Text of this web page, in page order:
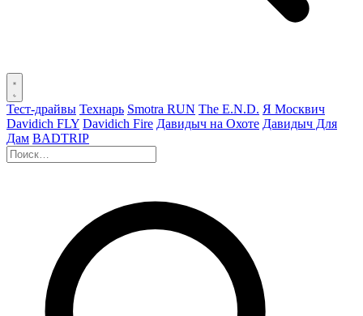
Тест-драйвы Технарь Smotra RUN The E.N.D. Я Москвич
Davidich FLY Davidich Fire Давидыч на Охоте Давидыч Для
Дам BADTRIP